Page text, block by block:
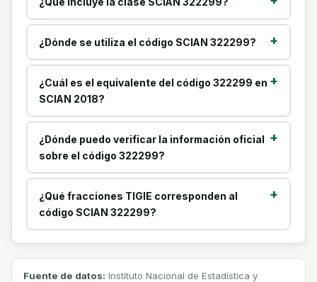
¿Dónde se utiliza el código SCIAN 322299?
¿Cuál es el equivalente del código 322299 en
SCIAN 2018?
¿Dónde puedo verificar la información oficial
sobre el código 322299?
¿Qué fracciones TIGIE corresponden al
código SCIAN 322299?
Fuente de datos: Instituto Nacional de Estadística y